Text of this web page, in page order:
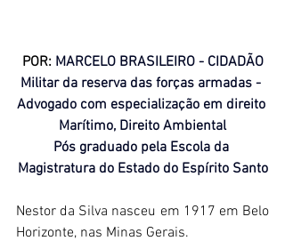
POR: MARCELO BRASILEIRO - CIDADÃO
Militar da reserva das forças armadas -
Advogado com especialização em direito
Marítimo, Direito Ambiental
Pós graduado pela Escola da
Magistratura do Estado do Espírito Santo
Nestor da Silva nasceu em 1917 em Belo
Horizonte, nas Minas Gerais.